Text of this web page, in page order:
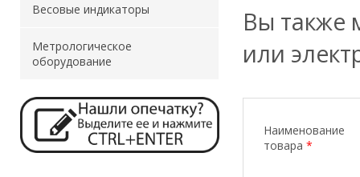
Вы также
или
Наименование
товара *
Весовые индикаторы
Метрологическое
оборудование